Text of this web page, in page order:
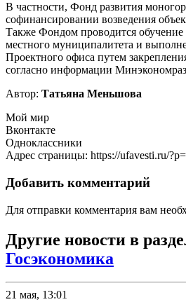
В частности, Фонд развития
софинансировании возведения
Также Фондом проводится
местного муниципалитета и
Проектного офиса путем
согласно информации
Автор: Татьяна Меньшова
Мой мир
Вконтакте
Одноклассники
Адрес страницы: https://ufavesti.ru/
Добавить комментарий
Для отправки комментария вам
Другие новости в
Госэкономика
21 мая, 13:01